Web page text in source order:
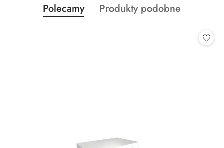
Pomiń karuzelę produktów
Produkty
o
Polecamy
Produkty
Produkty podobne